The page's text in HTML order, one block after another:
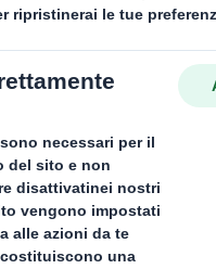
fare per
caratterizzato da una
non è più
le imprese e le